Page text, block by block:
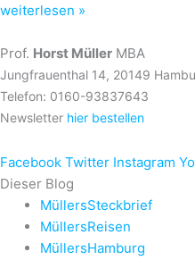
weiterlesen »
Prof. Horst Müller MBA
Jungfrauenthal 14, 20149
Telefon: 0160-93837643
Newsletter hier bestellen
Facebook Twitter Instagram
Dieser Blog
MüllersSteckbrief
MüllersReisen
MüllersHamburg